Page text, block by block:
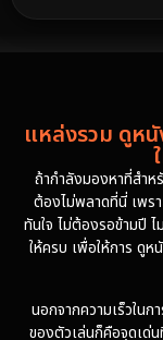
2000
1986
1981
1974
แหล่งรวม ดูห
ถ้ากำลังมองหาที่สำห
ต้องไม่พลาดที่นี่ เพร
ทันใจ ไม่ต้องรอข้ามปี
ให้ครบ เพื่อให้การ ดู
นอกจากความเร็วใน
ของตัวเล่นก็คือจุดเด่